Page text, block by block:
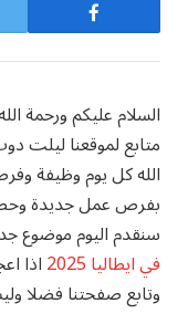
السلام عليكم ورحمة
متابع لموقعنا ليلت
الله كل يوم وظيفة
بفرص عمل جديدة
سنقدم اليوم موضوع
في ايطاليا 2025 اذا
وتابع صفحتنا فضلا